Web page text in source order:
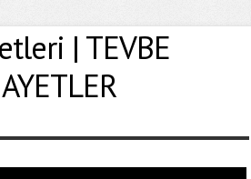
| TEVBE